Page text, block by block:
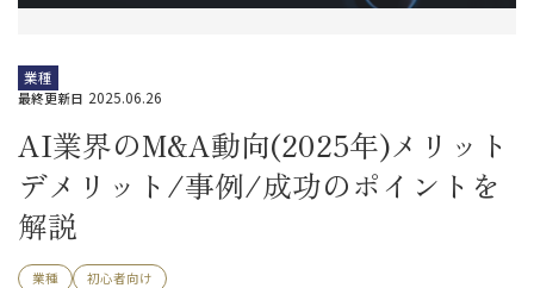
業種
最終更新日 2025.06.26
AI業界のM&A動向(2025年)メリット
デメリット/事例/成功のポイントを
解説
業種 初心者向け